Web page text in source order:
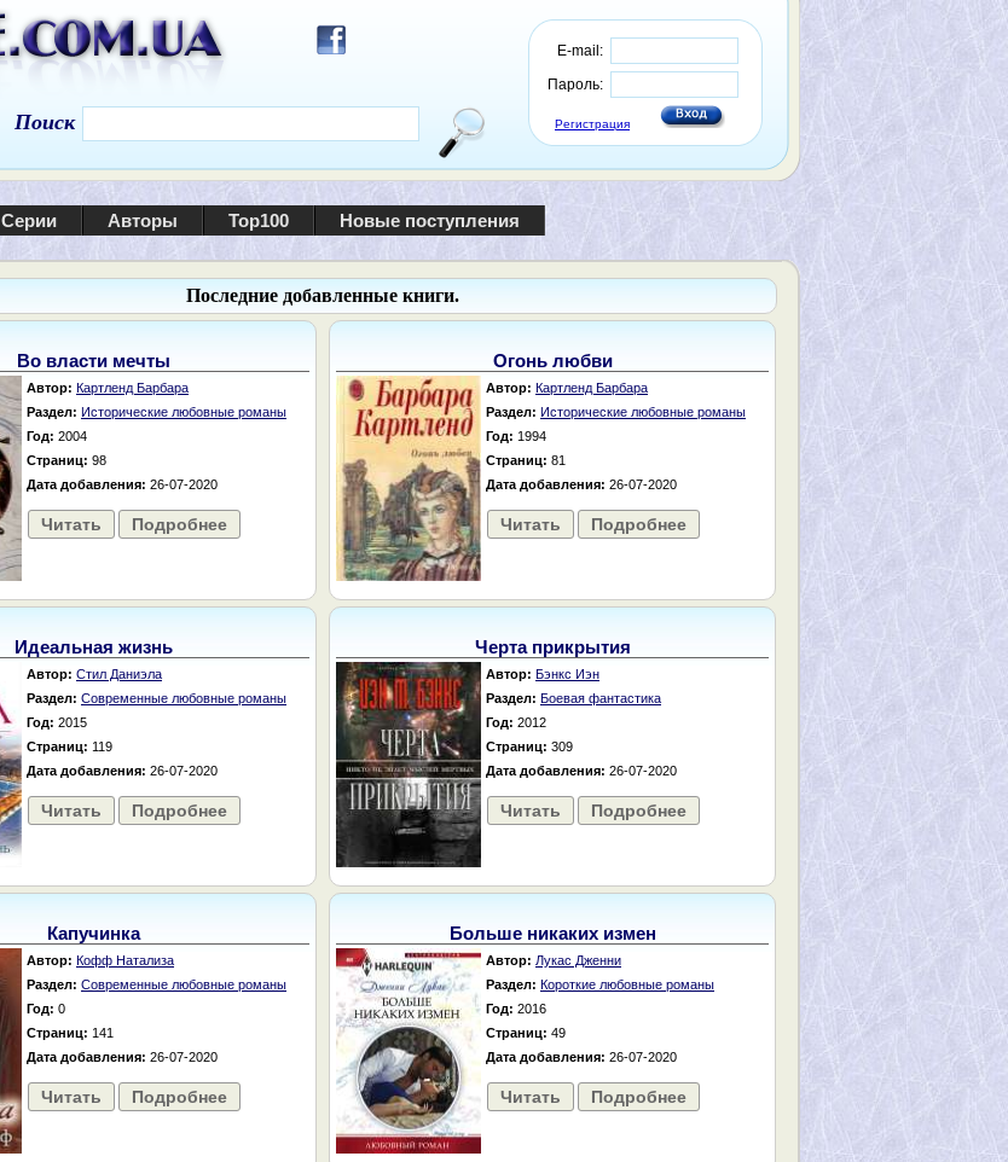
E-mail:
Пароль:
Регистрация
Поиск
Серии Авторы Top100 Новые поступления
Последние добавленные книги.
Во власти мечты
Автор: Картленд Барбара
Раздел: Исторические любовные романы
Год: 2004
Страниц: 98
Дата добавления: 26-07-2020
Читать Подробнее
Огонь любви
Автор: Картленд Барбара
Раздел: Исторические любовные романы
Год: 1994
Страниц: 81
Дата добавления: 26-07-2020
Читать Подробнее
Идеальная жизнь
Автор: Стил Даниэла
Раздел: Современные любовные романы
Год: 2015
Страниц: 119
Дата добавления: 26-07-2020
Читать Подробнее
Черта прикрытия
Автор: Бэнкс Иэн
Раздел: Боевая фантастика
Год: 2012
Страниц: 309
Дата добавления: 26-07-2020
Читать Подробнее
Капучинка
Автор: Кофф Натализа
Раздел: Современные любовные романы
Год: 0
Страниц: 141
Дата добавления: 26-07-2020
Читать Подробнее
Больше никаких измен
Автор: Лукас Дженни
Раздел: Короткие любовные романы
Год: 2016
Страниц: 49
Дата добавления: 26-07-2020
Читать Подробнее